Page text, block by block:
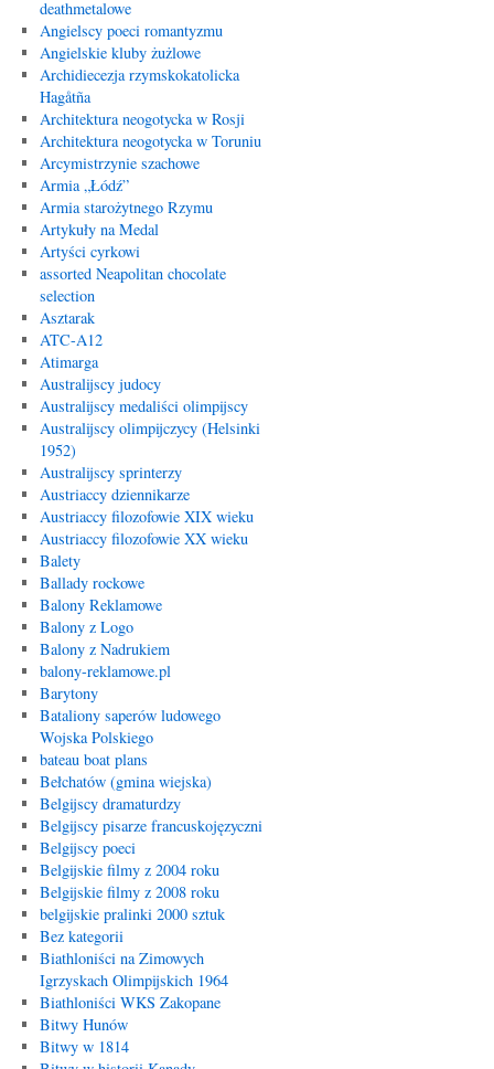
deathmetalowe
Angielscy poeci romantyzmu
Angielskie kluby żużlowe
Archidiecezja rzymskokatolicka
Hagåtña
Architektura neogotycka w Rosji
Architektura neogotycka w Toruniu
Arcymistrzynie szachowe
Armia „Łódź”
Armia starożytnego Rzymu
Artykuły na Medal
Artyści cyrkowi
assorted Neapolitan chocolate
selection
Asztarak
ATC-A12
Atimarga
Australijscy judocy
Australijscy medaliści olimpijscy
Australijscy olimpijczycy (Helsinki
1952)
Australijscy sprinterzy
Austriaccy dziennikarze
Austriaccy filozofowie XIX wieku
Austriaccy filozofowie XX wieku
Balety
Ballady rockowe
Balony Reklamowe
Balony z Logo
Balony z Nadrukiem
balony-reklamowe.pl
Barytony
Bataliony saperów ludowego
Wojska Polskiego
bateau boat plans
Bełchatów (gmina wiejska)
Belgijscy dramaturdzy
Belgijscy pisarze francuskojęzyczni
Belgijscy poeci
Belgijskie filmy z 2004 roku
Belgijskie filmy z 2008 roku
belgijskie pralinki 2000 sztuk
Bez kategorii
Biathloniści na Zimowych
Igrzyskach Olimpijskich 1964
Biathloniści WKS Zakopane
Bitwy Hunów
Bitwy w 1814